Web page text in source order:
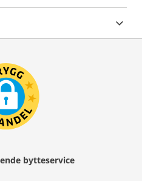
bytteservice